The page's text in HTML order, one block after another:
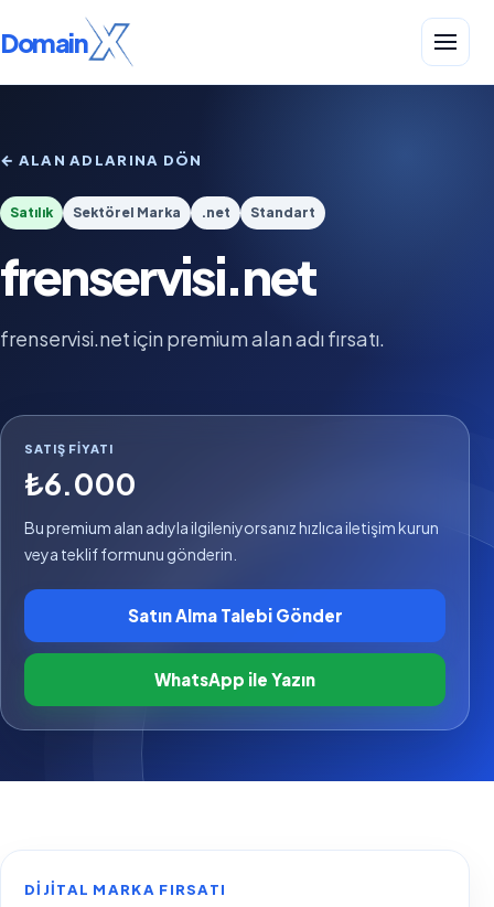
Domain
← ALAN ADLARINA DÖN
Satılık Sektörel Marka .net Standart
frenservisi.net
frenservisi.net için premium alan adı fırsatı.
SATIŞ FIYATI
₺6.000
Bu premium alan adıyla ilgileniyorsanız hızlıca iletişim kurun
veya teklif formunu gönderin.
Satın Alma Talebi Gönder
WhatsApp ile Yazın
DIJITAL MARKA FIRSATI